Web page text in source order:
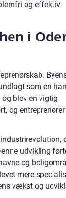
og effektiv
i
som en
og blev en vigtig
og
udvikling
og
mere
vækst og